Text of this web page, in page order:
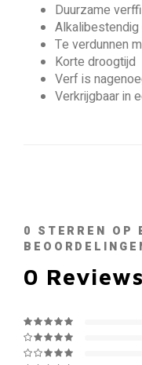
Duurzame
Te verdunnen
Korte droogtijd
Verf is
Verkrijgbaar in
0 STERREN OP
0 Reviews